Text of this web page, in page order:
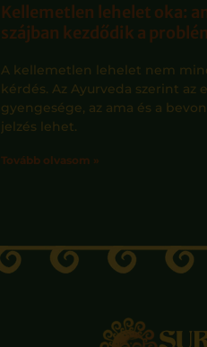
Kellemetlen lehelet oka:
szájban kezdődik a
A kellemetlen lehelet nem
kérdés. Az Ayurveda szerint az
gyengesége, az ama és a
jelzés lehet.
Tovább olvasom »